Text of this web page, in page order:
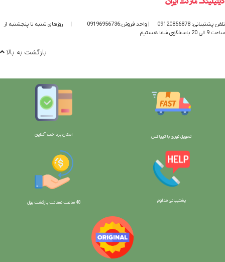
تلفن پشتیبانی: 09120856878 | واحد فروش:09196956736 |
روزهای شنبه تا پنجشنبه از
ساعت 9 الی 20 پاسخگوی شما هستیم
بازگشت به بالا
تحویل فوری با تیپاکس امکان پرداخت آنلاین
پشتیبانی مداوم 48 ساعت ضمانت بازگش ت پول